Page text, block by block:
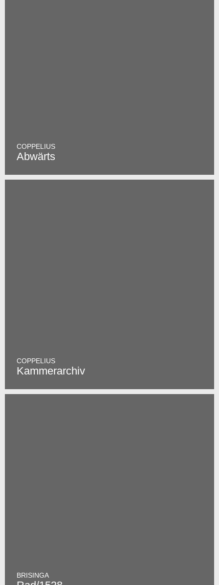
COPPELIUS
Abwärts
COPPELIUS
Kammerarchiv
BRISINGA